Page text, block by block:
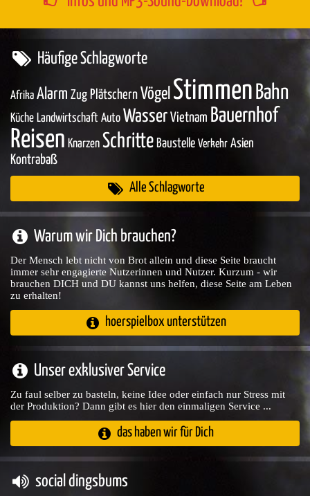
Häufige Schlagworte
Afrika Alarm Zug Plätschern Vögel Stimmen Bahn
Küche Landwirtschaft Auto Wasser Vietnam Bauernhof
Reisen Knarzen Schritte Baustelle Verkehr Asien
Kontrabaß
Alle Schlagworte
Warum wir Dich brauchen?
Der Mensch lebt nicht von Brot allein und diese Seite braucht
immer sehr engagierte Nutzerinnen und Nutzer. Kurzum - wir
brauchen DICH und DU kannst uns helfen, diese Seite am Leben
zu erhalten!
hoerspielbox unterstützen
Unser exklusiver Service
Zu faul selber zu basteln, keine Idee oder einfach nur Stress mit
der Produktion? Dann gibt es hier den einmaligen Service ...
das haben wir für Dich
social dingsbums